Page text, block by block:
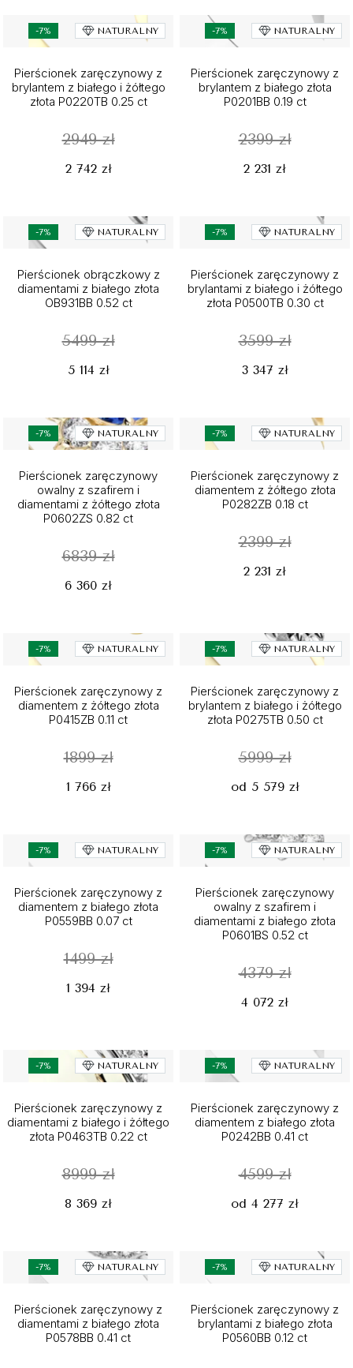
-7% NATURALNY
Pierścionek zaręczynowy z
brylantem z białego i żółtego
złota P0220TB 0.25 ct
2949 zł
2 742 zł
-7% NATURALNY
Pierścionek zaręczynowy z
brylantem z białego złota
P0201BB 0.19 ct
2399 zł
2 231 zł
-7% NATURALNY
Pierścionek obrączkowy z
diamentami z białego złota
OB931BB 0.52 ct
5499 zł
5 114 zł
-7% NATURALNY
Pierścionek zaręczynowy z
brylantami z białego i żółtego
złota P0500TB 0.30 ct
3599 zł
3 347 zł
-7% NATURALNY
Pierścionek zaręczynowy
owalny z szafirem i
diamentami z żółtego złota
P0602ZS 0.82 ct
6839 zł
6 360 zł
-7% NATURALNY
Pierścionek zaręczynowy z
diamentem z żółtego złota
P0282ZB 0.18 ct
2399 zł
2 231 zł
-7% NATURALNY
Pierścionek zaręczynowy z
diamentem z żółtego złota
P0415ZB 0.11 ct
1899 zł
1 766 zł
-7% NATURALNY
Pierścionek zaręczynowy z
brylantem z białego i żółtego
złota P0275TB 0.50 ct
5999 zł
od 5 579 zł
-7% NATURALNY
Pierścionek zaręczynowy z
diamentem z białego złota
P0559BB 0.07 ct
1499 zł
1 394 zł
-7% NATURALNY
Pierścionek zaręczynowy
owalny z szafirem i
diamentami z białego złota
P0601BS 0.52 ct
4379 zł
4 072 zł
-7% NATURALNY
Pierścionek zaręczynowy z
diamentami z białego i żółtego
złota P0463TB 0.22 ct
8999 zł
8 369 zł
-7% NATURALNY
Pierścionek zaręczynowy z
diamentem z białego złota
P0242BB 0.41 ct
4599 zł
od 4 277 zł
-7% NATURALNY
Pierścionek zaręczynowy z
diamentami z białego złota
P0578BB 0.41 ct
-7% NATURALNY
Pierścionek zaręczynowy z
brylantami z białego złota
P0560BB 0.12 ct